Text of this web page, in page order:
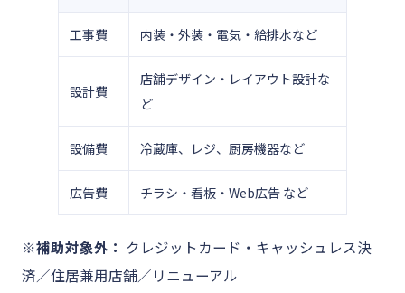
工事費 内装・外装・電気・給排水など
設計費
店舗デザイン・レイアウト設計な
ど
設備費 冷蔵庫、レジ、厨房機器など
広告費 チラシ・看板・Web広告 など
※補助対象外： クレジットカード・キャッシュレス決
済／住居兼用店舗／リニューアル